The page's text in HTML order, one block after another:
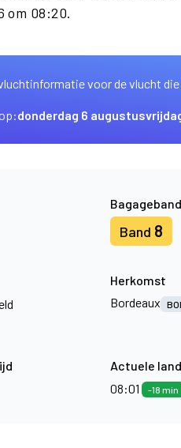
om 08:20.
voor de vlucht
donderdag 6 augustus
Bagageband
Band 8
Herkomst
Bordeaux
Actuele
08:01
-18 min